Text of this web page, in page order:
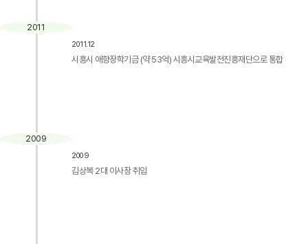
2011
2011.12
시흥시 애향장학기금 (약 53억) 시흥시교육발전진흥재단으로 통합
2009
2009
김상복 2대 이사장 취임